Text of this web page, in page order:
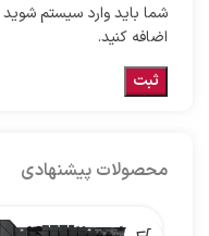
شما باید وارد سیستم
اضافه کنید.
محصولات پیشنهادی